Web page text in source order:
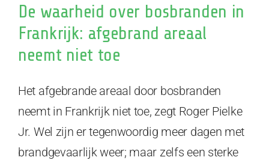
De waarheid over bosbranden in
Frankrijk: afgebrand areaal
neemt niet toe
Het afgebrande areaal door bosbranden
neemt in Frankrijk niet toe, zegt Roger Pielke
Jr. Wel zijn er tegenwoordig meer dagen met
brandgevaarlijk weer; maar zelfs een sterke